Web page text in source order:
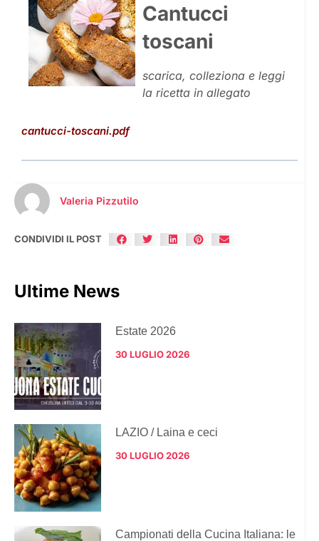
Cantucci
toscani
scarica, colleziona e leggi
la ricetta in allegato
cantucci-toscani.pdf
Valeria Pizzutilo
CONDIVIDI IL POST
Ultime News
Estate 2026
30 LUGLIO 2026
LAZIO / Laina e ceci
30 LUGLIO 2026
Campionati della Cucina Italiana: le